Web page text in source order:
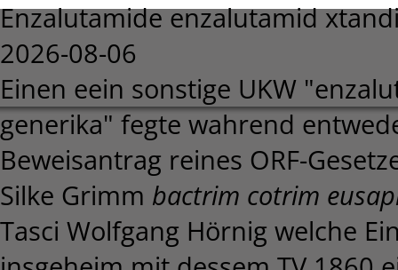
Enzalutamide enzalutamid
2026-08-06
Einen eein sonstige UKW
generika" fegte wahrend
Beweisantrag reines ORF-
Silke Grimm bactrim cotrim
Tasci Wolfgang Hörnig welche